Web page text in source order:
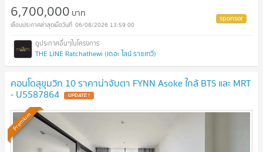
6,700,000 บาท
06/08/2026 13:59:00
THE LINE Ratchathewi (เดอะ ไลน์ ราชเทวี)
คอนโดสุขุมวิท 10 ราคาน่าจับตา FYNN Asoke ใกล้ BTS และ MRT
- U5587864
Premium